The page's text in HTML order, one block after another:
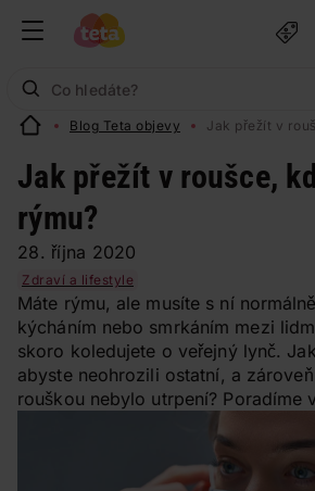
Blog Teta objevy Jak přežít v
Jak přežít v roušce,
rýmu?
28. října 2020
Zdraví a lifestyle
Máte rýmu, ale musíte s ní
kýcháním nebo smrkáním mezi
skoro koledujete o veřejný lynč.
abyste neohrozili ostatní, a
rouškou nebylo utrpení? Poradíme